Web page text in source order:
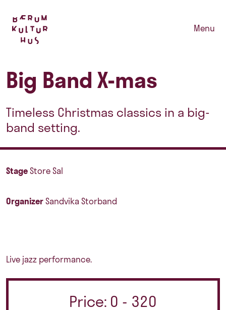
Menu
Big Band X-mas
Timeless Christmas classics in a big-
band setting.
StageStore Sal
OrganizerSandvika Storband
Live jazz performance.
Price: 0 - 320